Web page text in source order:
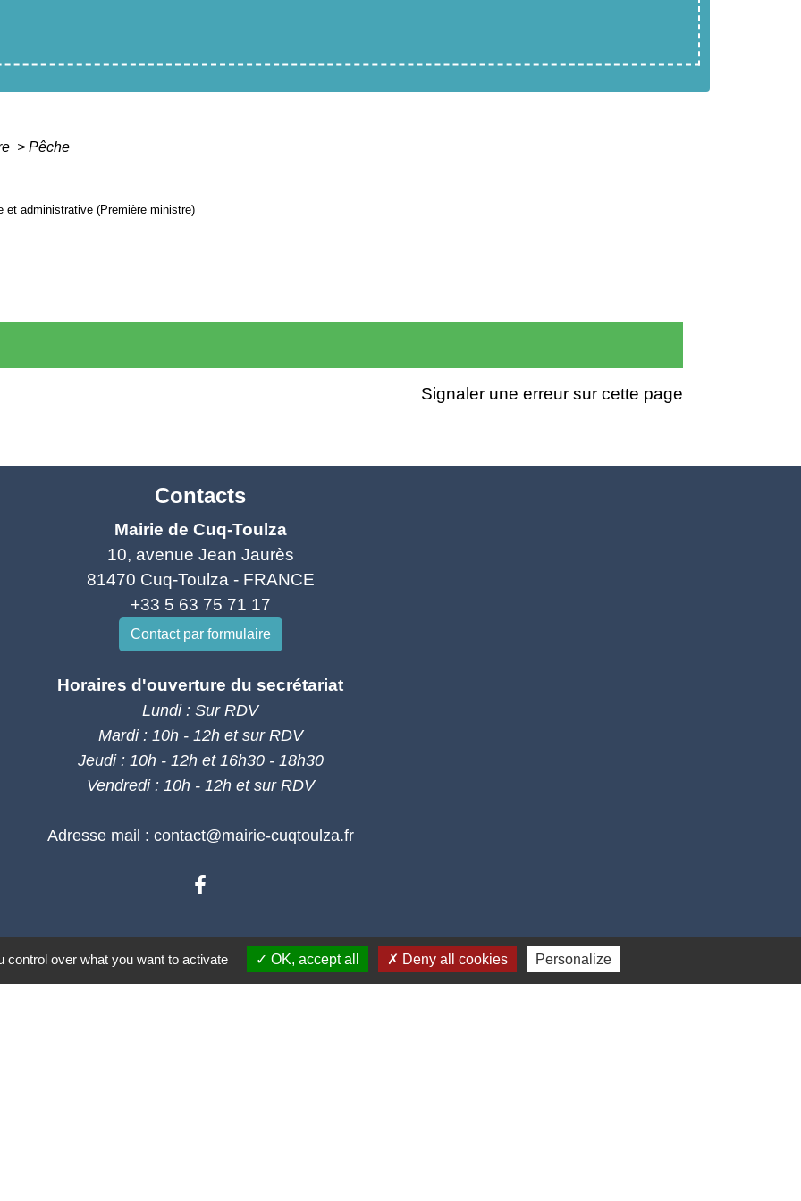
> Pêche
et administrative (Première ministre)
Signaler une erreur sur cette page
Contacts
Mairie de Cuq-Toulza
10, avenue Jean Jaurès
81470 Cuq-Toulza - FRANCE
+33 5 63 75 71 17
Contact par formulaire
Horaires d'ouverture du secrétariat
Lundi : Sur RDV
Mardi : 10h - 12h et sur RDV
Jeudi : 10h - 12h et 16h30 - 18h30
Vendredi : 10h - 12h et sur RDV
Adresse mail : contact@mairie-cuqtoulza.fr
over what you want to activate OK, accept all Deny all cookies Personalize